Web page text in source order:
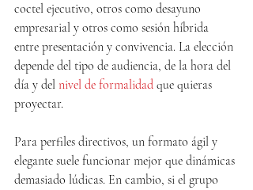
coctel ejecutivo, otros como desayuno
empresarial y otros como sesión híbrida
entre presentación y convivencia. La elección
depende del tipo de audiencia, de la hora del
día y del nivel de formalidad que quieras
proyectar.
Para perfiles directivos, un formato ágil y
elegante suele funcionar mejor que dinámicas
demasiado lúdicas. En cambio, si el grupo